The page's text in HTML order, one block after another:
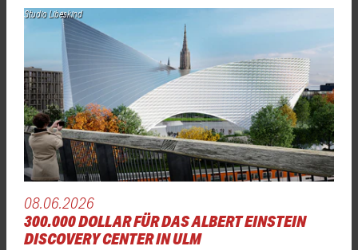
Studio Libeskind
08.06.2026
300.000 DOLLAR FÜR DAS ALBERT EINSTEIN
DISCOVERY CENTER IN ULM